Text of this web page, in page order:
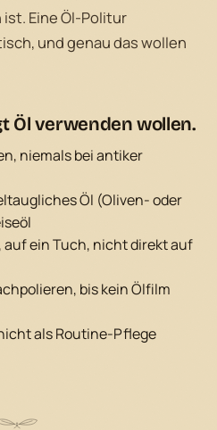
Eine Öl-Politur
und genau das wollen
Öl verwenden wollen.
niemals bei antiker
Öl (Oliven- oder
auf ein Tuch, nicht direkt auf
bis kein Ölfilm
als Routine-Pflege